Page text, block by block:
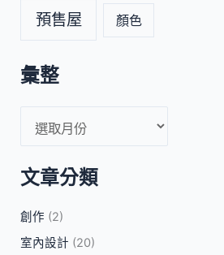
預售屋 顏色
彙整
文章分類
創作 (2)
室內設計 (20)